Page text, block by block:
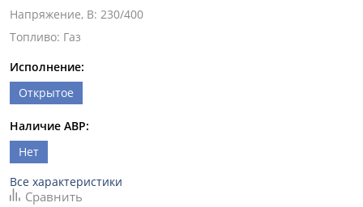
Напряжение, В: 230/400
Топливо: Газ
Исполнение:
Открытое
Наличие АВР:
Нет
Все характеристики
Сравнить